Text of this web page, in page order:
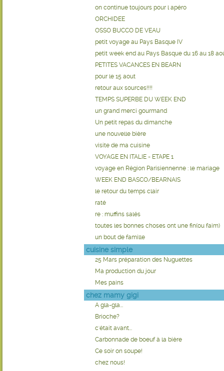
on continue toujours pour l apéro
ORCHIDEE
OSSO BUCCO DE VEAU
petit voyage au Pays Basque IV
petit week end au Pays Basque du 16 au 18
PETITES VACANCES EN BEARN
pour le 15 aout
retour aux sources!!!!
TEMPS SUPERBE DU WEEK END
un grand merci gourmand
Un petit repas du dimanche
une nouvelle bière
visite de ma cuisine
VOYAGE EN ITALIE - ETAPE 1
voyage en Région Parisiennenne : le mariage
WEEK END BASCO/BEARNAIS
le retour du temps clair
raté
re : muffins salés
toutes les bonnes choses ont une fin(ou faim)
un bout de famille
cuisine simple
25 Mars préparation des Nuguettes
Ma production du jour
Mes pains
chez mamy gigi
A gla-gla...
Brioche?
c'était avant...
Carbonnade de boeuf à la bière
Ce soir on soupe!
chez nous!